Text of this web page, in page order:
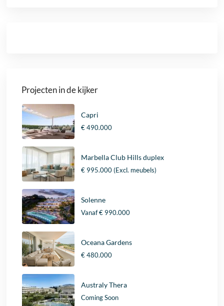
Projecten in de kijker
Capri
€ 490.000
Marbella Club Hills duplex
€ 995.000(Excl. meubels)
Solenne
Vanaf€ 990.000
Oceana Gardens
€ 480.000
Australy Thera
Coming Soon